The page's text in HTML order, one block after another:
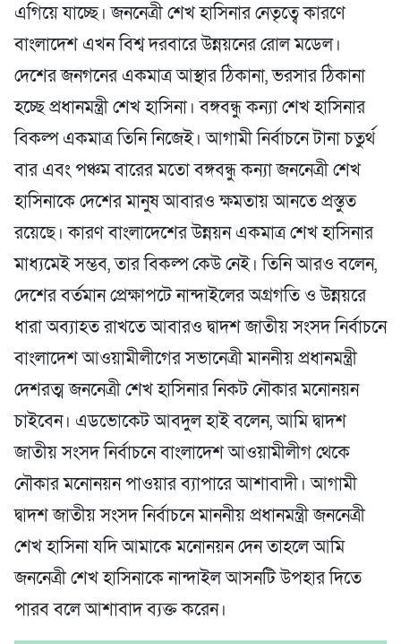
এগিয়ে যাচ্ছে। জননেত্রী শেখ হাসিনার নেতৃত্বে কারণে
বাংলাদেশ এখন বিশ্ব দরবারে উন্নয়নের রোল মডেল।
দেশের জনগনের একমাত্র আস্থার ঠিকানা, ভরসার ঠিকানা
হচ্ছে প্রধানমন্ত্রী শেখ হাসিনা। বঙ্গবন্ধু কন্যা শেখ হাসিনার
বিকল্প একমাত্র তিনি নিজেই। আগামী নির্বাচনে টানা চতুর্থ
বার এবং পঞ্চম বারের মতো বঙ্গবন্ধু কন্যা জননেত্রী শেখ
হাসিনাকে দেশের মানুষ আবারও ক্ষমতায় আনতে প্রস্তুত
রয়েছে। কারণ বাংলাদেশের উন্নয়ন একমাত্র শেখ হাসিনার
মাধ্যমেই সম্ভব, তার বিকল্প কেউ নেই। তিনি আরও বলেন,
দেশের বর্তমান প্রেক্ষাপটে নান্দাইলের অগ্রগতি ও উন্নয়রে
ধারা অব্যাহত রাখতে আবারও দ্বাদশ জাতীয় সংসদ নির্বাচনে
বাংলাদেশ আওয়ামীলীগের সভানেত্রী মাননীয় প্রধানমন্ত্রী
দেশরত্ম জননেত্রী শেখ হাসিনার নিকট নৌকার মনোনয়ন
চাইবেন। এডভোকেট আবদুল হাই বলেন, আমি দ্বাদশ
জাতীয় সংসদ নির্বাচনে বাংলাদেশ আওয়ামীলীগ থেকে
নৌকার মনোনয়ন পাওয়ার ব্যাপারে আশাবাদী। আগামী
দ্বাদশ জাতীয় সংসদ নির্বাচনে মাননীয় প্রধানমন্ত্রী জননেত্রী
শেখ হাসিনা যদি আমাকে মনোনয়ন দেন তাহলে আমি
জননেত্রী শেখ হাসিনাকে নান্দাইল আসনটি উপহার দিতে
পারব বলে আশাবাদ ব্যক্ত করেন।